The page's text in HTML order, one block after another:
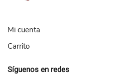
Mi cuenta
Carrito
Síguenos en redes